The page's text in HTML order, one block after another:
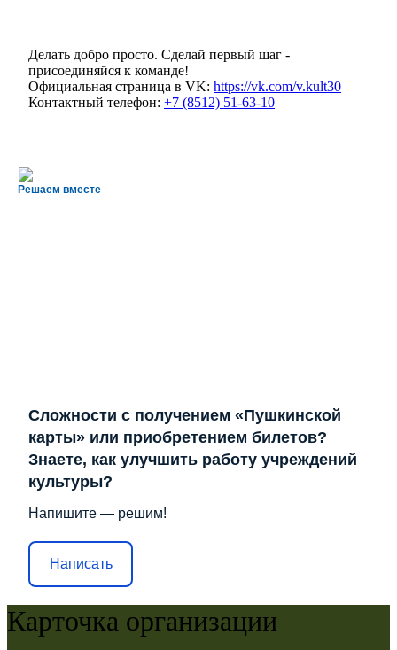
Делать добро просто. Сделай первый шаг -
присоединяйся к команде!
Официальная страница в VK: https://vk.com/v.kult30
Контактный телефон: +7 (8512) 51-63-10
Решаем вместе
Сложности с получением «Пушкинской
карты» или приобретением билетов?
Знаете, как улучшить работу учреждений
культуры?
Напишите — решим!
Написать
Карточка организации